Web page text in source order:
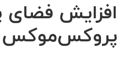
افزایش فضای
پروکس‌موکس